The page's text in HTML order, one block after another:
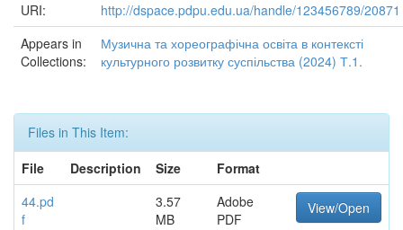
URI:
http://dspace.pdpu.edu.ua/handle/123456789/20871
Appears in
Collections:
Музична та хореографічна освіта в контексті
культурного розвитку суспільства (2024) Т.1.
Files in This Item:
File
Description Size
Format
44.pd
f
3.57
MB
Adobe
PDF
View/Open